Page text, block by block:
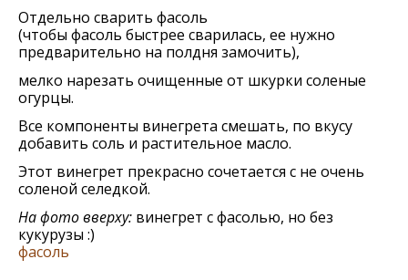
Отдельно сварить фасоль
(чтобы фасоль быстрее сварилась, ее нужно
предварительно на полдня замочить),
мелко нарезать очищенные от шкурки соленые
огурцы.
Все компоненты винегрета смешать, по вкусу
добавить соль и растительное масло.
Этот винегрет прекрасно сочетается с не очень
соленой селедкой.
На фото вверху: винегрет с фасолью, но без
кукурузы :)
фасоль